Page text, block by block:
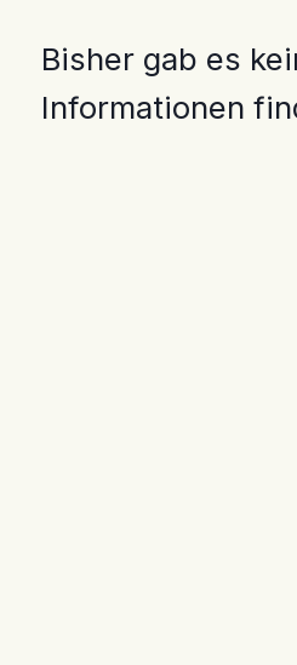
Bisher gab es
Informationen